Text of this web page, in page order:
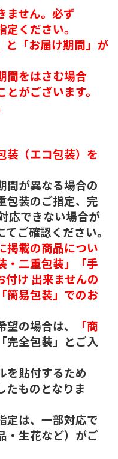
ません。必ず
定ください。
「お届け期間」が
間をはさむ場合
がございます。
（エコ包装）を
が異なる場合の
包装のご指定、完
応できない場合が
ご確認ください。
掲載の商品につい
・二重包装」「手
け 出来ませんの
簡易包装」でのお
の場合は、
「商
完全包装」とご入
を貼付するため
たものとなりま
定は、一部対応で
・生花など）がご